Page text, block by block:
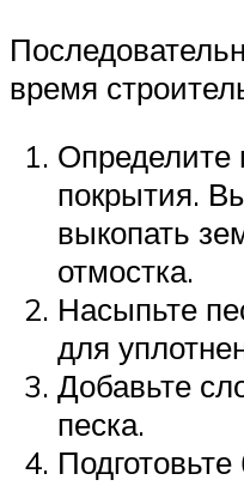
время
Определите
покрытия.
выкопать
отмостка.
Насыпьте
для
Добавьте
песка.